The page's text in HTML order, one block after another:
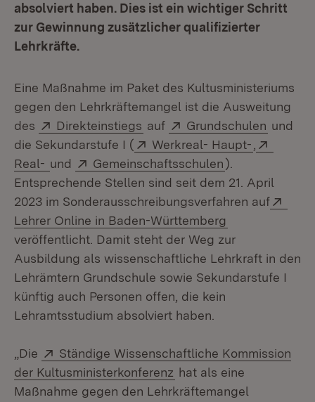
absolviert haben. Dies ist ein wichtiger Schritt
zur Gewinnung zusätzlicher qualifizierter
Lehrkräfte.
Eine Maßnahme im Paket des Kultusministeriums
gegen den Lehrkräftemangel ist die Ausweitung
des
Extern:
Direkteinstiegs (Öffnet in neuem Fenster)
auf Extern:
Grundschulen (Öffnet
und
die Sekundarstufe I (
Extern:
Werkreal- Haupt- (Öffnet in
Real- (Öffnet in neuem Fenster)
und Extern:
Gemeinschaftsschulen(Öffnet in
).
Entsprechende Stellen sind seit dem 21. April
2023 im Sonderausschreibungsverfahren auf
Lehrer Online in Baden-Württemberg
veröffentlicht. Damit steht der Weg zur
Ausbildung als wissenschaftliche Lehrkraft in den
Lehrämtern Grundschule sowie Sekundarstufe I
künftig auch Personen offen, die kein
Lehramtsstudium absolviert haben.
„Die Extern:
Ständige Wissenschaftliche Kommission
der Kultusministerkonferenz (Öffnet in neuem
hat als eine
Maßnahme gegen den Lehrkräftemangel